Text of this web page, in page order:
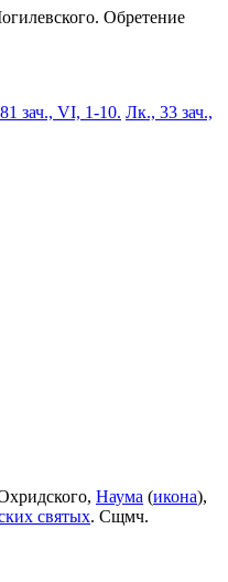
Обретение
зач., VI, 1-10. Лк., 33 зач.,
Наума (икона),
святых. Сщмч.